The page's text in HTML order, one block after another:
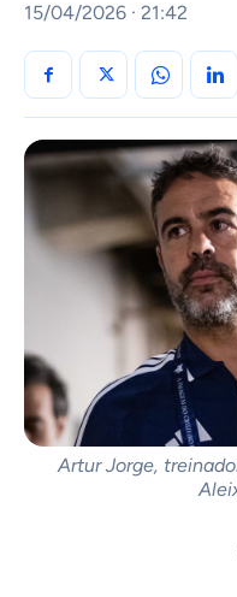
15/04/2026 · 21:42
Artur Jorge,